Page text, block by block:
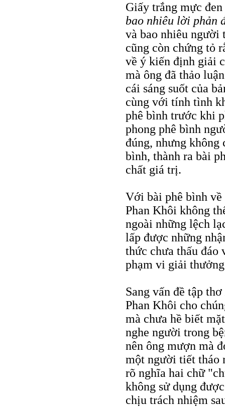
Giấy trắng mực
bao nhiêu lời phản
và bao nhiêu người
cũng còn chứng tỏ
về ý kiến định giải
mà ông đã thảo
cái sáng suốt của
cùng với tính tình
phê bình trước khi
phong phê bình
đúng, nhưng không
bình, thành ra bài
chất giá trị.
Với bài phê bình
Phan Khôi không
ngoài những lệch
lấp được những
thức chưa thấu đáo
phạm vi giải
Sang vấn đề tập thơ
Phan Khôi cho
mà chưa hề biết
nghe người trong
nên ông mượn mà
một người tiết tháo
rõ nghĩa hai chữ
không sử dụng
chịu trách nhiệm